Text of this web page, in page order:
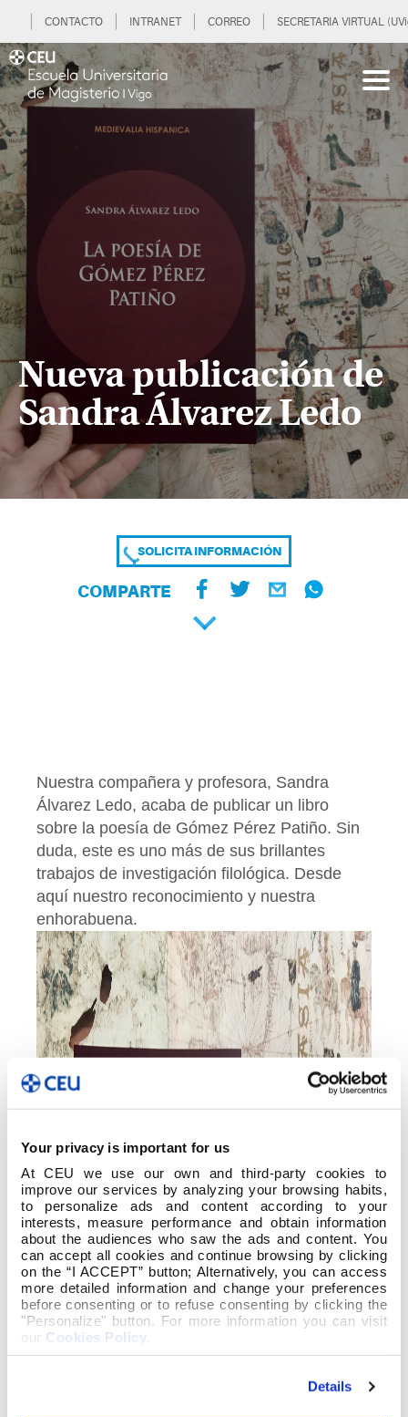
Your privacy is important for us
At CEU we use our own and third-party cookies to
improve our services by analyzing your browsing habits,
to personalize ads and content according to your
interests, measure performance and obtain information
about the audiences who saw the ads and content. You
can accept all cookies and continue browsing by clicking
on the “I ACCEPT” button; Alternatively, you can access
more detailed information and change your preferences
before consenting or to refuse consenting by clicking the
"Personalize" button. For more information you can visit
our Cookies Policy
Details
CONTACTO INTRANET CORREO SECRETARIA VIRTUAL
Nueva publicación de
Sandra Álvarez Ledo
SOLICITA INFORMACIÓN
COMPARTE
Nuestra compañera y profesora, Sandra
Álvarez Ledo, acaba de publicar un libro
sobre la poesía de Gómez Pérez Patiño. Sin
duda, este es uno más de sus brillantes
trabajos de investigación filológica. Desde
aquí nuestro reconocimiento y nuestra
enhorabuena.